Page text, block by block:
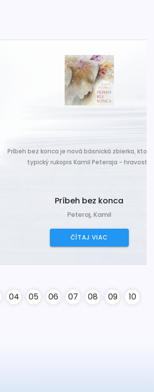
je nová básnická zbierka, ktorá nesie
rukopis Kamil Peteraja - hravosť...
Príbeh bez konca
04 05 06 07 08 09 10